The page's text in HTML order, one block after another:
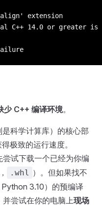
extension
C++ 14.0 or greater
少 C++ 编译环境。
科学计算库）的核心部
极致的运行速度。
试下载一个已经为你编
.whl ）。但如果找不
3.10）的预编译
尝试在你的电脑上现场